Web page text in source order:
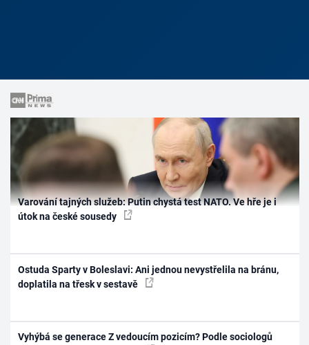
Varování tajných služeb: Putin chystá test NATO. Ve hře je i
útok na české sousedy
Ostuda Sparty v Boleslavi: Ani jednou nevystřelila na bránu,
doplatila na třesk v sestavě
Vyhýbá se generace Z vedoucím pozicím? Podle sociologů